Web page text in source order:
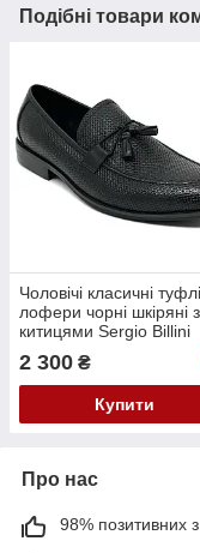
Подібні товари
Чоловічі класичні туфлі
лофери чорні шкіряні з
китицями Sergio Billini
2 300 ₴
Купити
Про нас
98% позитивних з